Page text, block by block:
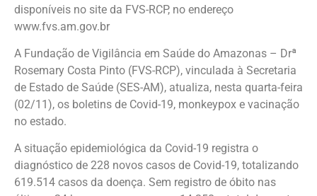
disponíveis no site da FVS-RCP, no endereço
www.fvs.am.gov.br
A Fundação de Vigilância em Saúde do Amazonas – Drª
Rosemary Costa Pinto (FVS-RCP), vinculada à Secretaria
de Estado de Saúde (SES-AM), atualiza, nesta quarta-feira
(02/11), os boletins de Covid-19, monkeypox e vacinação
no estado.
A situação epidemiológica da Covid-19 registra o
diagnóstico de 228 novos casos de Covid-19, totalizando
619.514 casos da doença. Sem registro de óbito nas